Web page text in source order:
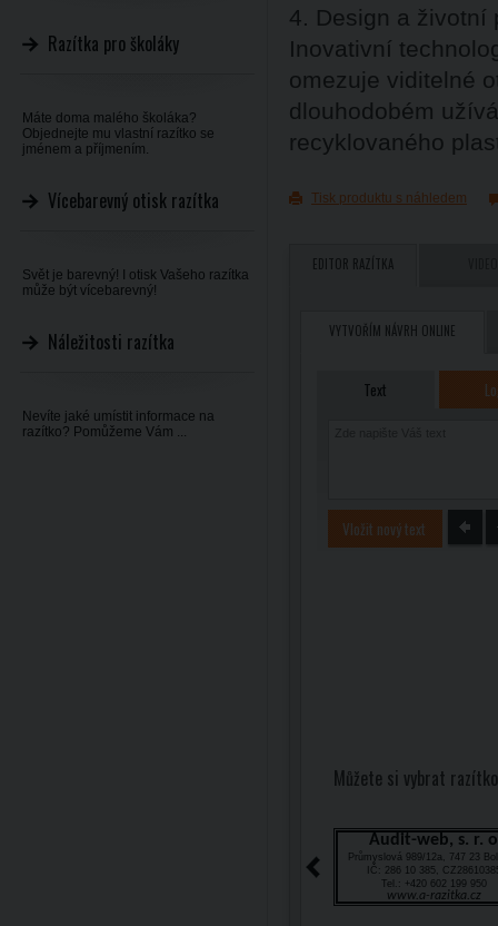
4. Design a životní
Inovativní
omezuje viditelné
dlouhodobém
recyklovaného
Tisk produktu s náhledem
EDITOR RAZÍTKA
VYTVOŘÍM NÁVRH ONLINE
Text
Vložit nový text
Můžete si vybrat
Audit-web, s. r.
Průmyslová 989/12a, 747 23
IČ: 286 10 385,
Tel.: +420 602 199 950
www.a-razitka.cz
Razítka pro školáky
Máte doma malého školáka?
Objednejte mu vlastní razítko se
jménem a příjmením.
Vícebarevný otisk razítka
Svět je barevný! I otisk Vašeho razítka
může být vícebarevný!
Náležitosti razítka
Nevíte jaké umístit informace na
razítko? Pomůžeme Vám ...